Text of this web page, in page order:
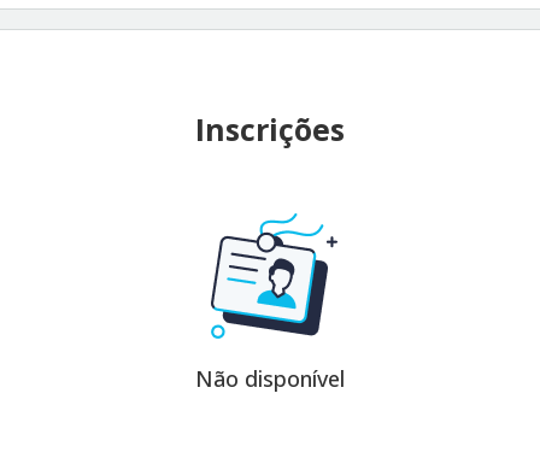
Inscrições
Não disponível